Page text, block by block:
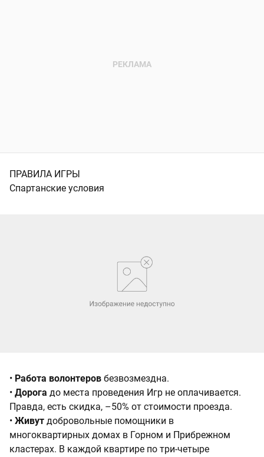
ПРАВИЛА ИГРЫ
Cпартанские условия
• Работа волонтеров безвозмездна.
• Дорога до места проведения Игр не оплачивается.
Правда, есть скидка, –50% от стоимости проезда.
• Живут добровольные помощники в
многоквартирных домах в Горном и Прибрежном
кластерах. В каждой квартире по три-четыре